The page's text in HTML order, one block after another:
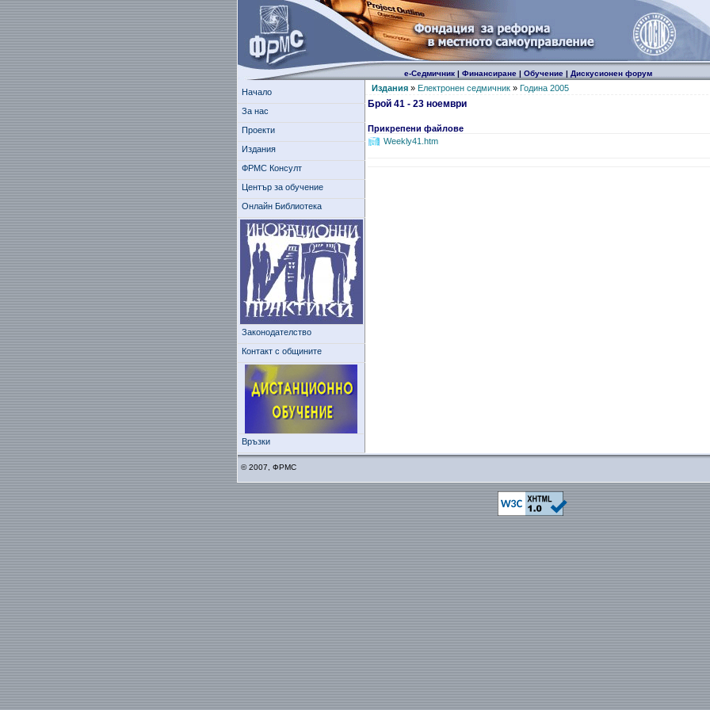
е-Седмичник| Финансиране| Обучение| Дискусионен форум
Начало
За нас
Проекти
Издания
ФРМС Консулт
Център за обучение
Онлайн Библиотека
Законодателство
Контакт с общините
Връзки
Издания» Електронен седмичник» Година 2005
Брой 41 - 23 ноември
Прикрепени файлове
Weekly41.htm
© 2007, ФРМС